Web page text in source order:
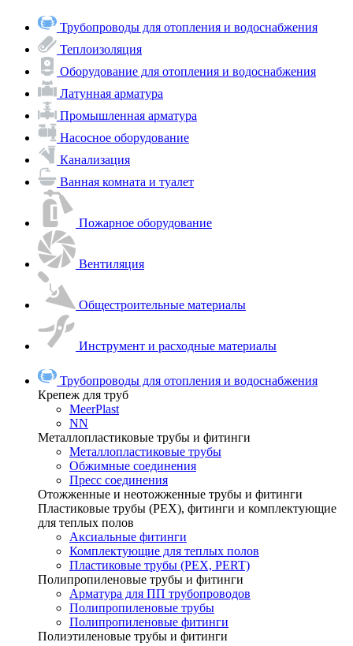
Трубопроводы для отопления и водоснабжения
Теплоизоляция
Оборудование для отопления и водоснабжения
Латунная арматура
Промышленная арматура
Насосное оборудование
Канализация
Ванная комната и туалет
Пожарное оборудование
Вентиляция
Общестроительные материалы
Инструмент и расходные материалы
Трубопроводы для отопления и водоснабжения
Крепеж для труб
MeerPlast
NN
Металлопластиковые трубы и фитинги
Металлопластиковые трубы
Обжимные соединения
Пресс соединения
Отожженные и неотожженные трубы и фитинги
Пластиковые трубы (РЕХ), фитинги и комплектующие
для теплых полов
Аксиальные фитинги
Комплектующие для теплых полов
Пластиковые трубы (РЕХ, PERT)
Полипропиленовые трубы и фитинги
Арматура для ПП трубопроводов
Полипропиленовые трубы
Полипропиленовые фитинги
Полиэтиленовые трубы и фитинги